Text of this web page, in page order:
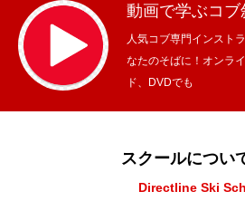
動画で学ぶコ
人気コブ専門インスト
なたのそばに！オンラ
ド、DVDでも
スクールについ
Directline Ski